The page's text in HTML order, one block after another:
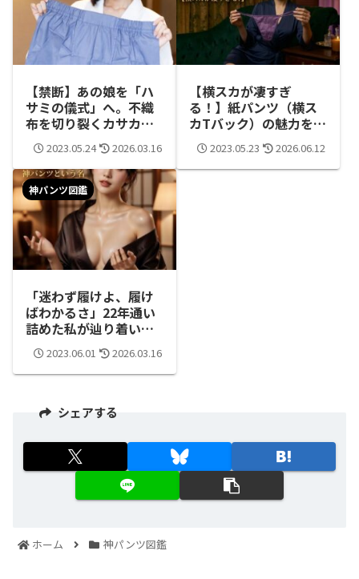
【禁断】あの娘を「ハ
サミの儀式」へ。不織
布を切り裂くカサカサ
音に、理想の顔を重ね
る魔法。
2023.05.24 2026.03.16
【横スカが凄すぎ
る！】紙パンツ（横ス
カTバック）の魅力を徹
底レビュー！紙パンツ
（神パンツ） 横スカT
バック
2023.05.23 2026.06.12
神パンツ図鑑
「迷わず履けよ、履け
ばわかるさ」22年通い
詰めた私が辿り着いた
「マッパ」の真実
2023.06.01 2026.03.16
シェアする
ホーム 神パンツ図鑑